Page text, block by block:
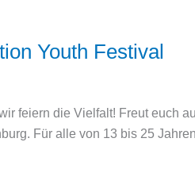
Youth Festival
feiern die Vielfalt! Freut euch
Für alle von 13 bis 25